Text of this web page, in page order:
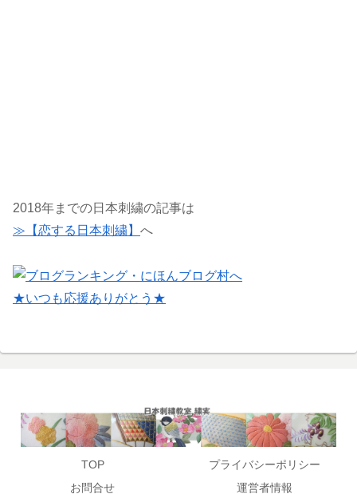
2018年までの日本刺繍の記事は
≫【恋する日本刺繍】 へ
★いつも応援ありがとう★
TOP
プライバシーポリシー
お問合せ
運営者情報